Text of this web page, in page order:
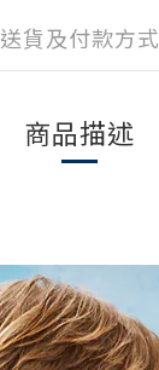
送貨及付款方式
商品描述